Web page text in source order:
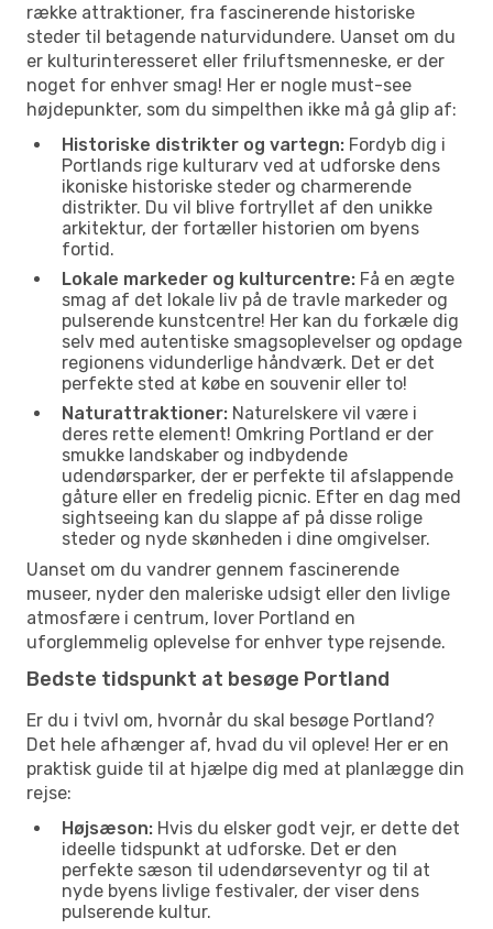
række attraktioner, fra fascinerende historiske
steder til betagende naturvidundere. Uanset om du
er kulturinteresseret eller friluftsmenneske, er der
noget for enhver smag! Her er nogle must-see
højdepunkter, som du simpelthen ikke må gå glip af:
Historiske distrikter og vartegn: Fordyb dig i
Portlands rige kulturarv ved at udforske dens
ikoniske historiske steder og charmerende
distrikter. Du vil blive fortryllet af den unikke
arkitektur, der fortæller historien om byens
fortid.
Lokale markeder og kulturcentre: Få en ægte
smag af det lokale liv på de travle markeder og
pulserende kunstcentre! Her kan du forkæle dig
selv med autentiske smagsoplevelser og opdage
regionens vidunderlige håndværk. Det er det
perfekte sted at købe en souvenir eller to!
Naturattraktioner: Naturelskere vil være i
deres rette element! Omkring Portland er der
smukke landskaber og indbydende
udendørsparker, der er perfekte til afslappende
gåture eller en fredelig picnic. Efter en dag med
sightseeing kan du slappe af på disse rolige
steder og nyde skønheden i dine omgivelser.
Uanset om du vandrer gennem fascinerende
museer, nyder den maleriske udsigt eller den livlige
atmosfære i centrum, lover Portland en
uforglemmelig oplevelse for enhver type rejsende.
Bedste tidspunkt at besøge Portland
Er du i tvivl om, hvornår du skal besøge Portland?
Det hele afhænger af, hvad du vil opleve! Her er en
praktisk guide til at hjælpe dig med at planlægge din
rejse:
Højsæson: Hvis du elsker godt vejr, er dette det
ideelle tidspunkt at udforske. Det er den
perfekte sæson til udendørseventyr og til at
nyde byens livlige festivaler, der viser dens
pulserende kultur.